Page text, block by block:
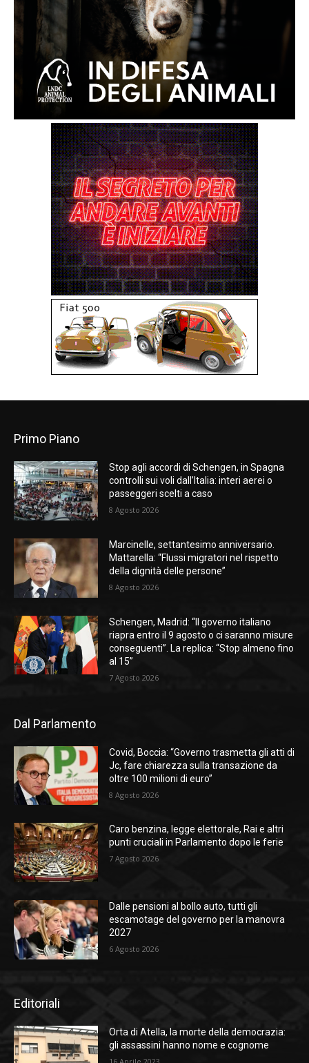
Primo Piano
Stop agli accordi di Schengen, in Spagna
controlli sui voli dall’Italia: interi aerei o
passeggeri scelti a caso
8 Agosto 2026
Marcinelle, settantesimo anniversario.
Mattarella: “Flussi migratori nel rispetto
della dignità delle persone”
8 Agosto 2026
Schengen, Madrid: “Il governo italiano
riapra entro il 9 agosto o ci saranno misure
conseguenti”. La replica: “Stop almeno fino
al 15”
7 Agosto 2026
Dal Parlamento
Covid, Boccia: “Governo trasmetta gli atti di
Jc, fare chiarezza sulla transazione da
oltre 100 milioni di euro”
8 Agosto 2026
Caro benzina, legge elettorale, Rai e altri
punti cruciali in Parlamento dopo le ferie
7 Agosto 2026
Dalle pensioni al bollo auto, tutti gli
escamotage del governo per la manovra
2027
6 Agosto 2026
Editoriali
Orta di Atella, la morte della democrazia:
gli assassini hanno nome e cognome